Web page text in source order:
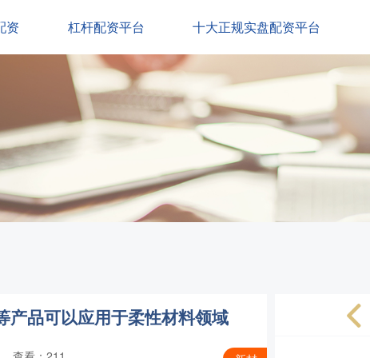
资 杠杆配资平台 十大正规实盘配资平台
产品可以应用于柔性材料领域